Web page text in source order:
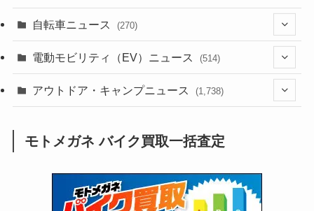
(639)
(118)
(60)
(31)
(51)
(252)
(38)
(24)
(16)
(249)
(64)
(16)
(306)
(6,957)
(2,473)
(249)
(1,226)
(12)(66)
(16)
(1,142)
(166)
(186)
(137)
(74)
(2,744)
(126)
(170)
自転車ニュース (270)
(54)
(211)
電動モビリティ（EV）ニュース (514)
(132)
(171)
(118)
(27)
アウトドア・キャンプニュース (1,738)
(1,605)
モトメガネ バイク買取一括査定